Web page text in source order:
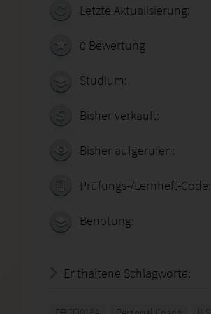
Letzte Aktualisierung:
0 Bewertung
Studium:
Bisher verkauft:
Bisher aufgerufen:
Prüfungs-/Lernheft-Code:
Benotung:
Enthaltene Schlagworte: